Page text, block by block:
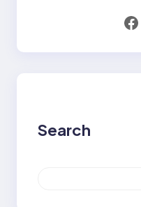
Facebook
Search